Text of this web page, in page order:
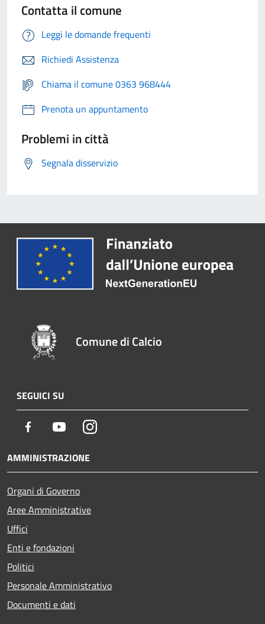
Contatta il comune
Leggi le domande frequenti
Richiedi Assistenza
Chiama il comune 0363 968444
Prenota un appuntamento
Problemi in città
Segnala disservizio
Comune di Calcio
SEGUICI SU
Facebook YoutubeInstagram
AMMINISTRAZIONE
Organi di Governo
Aree Amministrative
Uffici
Enti e fondazioni
Politici
Personale Amministrativo
Documenti e dati